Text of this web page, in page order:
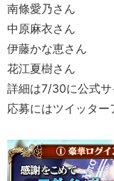
南條愛乃さん
中原麻衣さん
伊藤かな恵さん
花江夏樹さん
詳細は7/30に公式サ
応募にはツイッター